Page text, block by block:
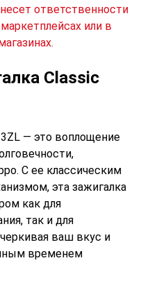
ответственности
или в
Classic
— это воплощение
С ее классическим
эта зажигалка
как для
так и для
ваш вкус и
временем